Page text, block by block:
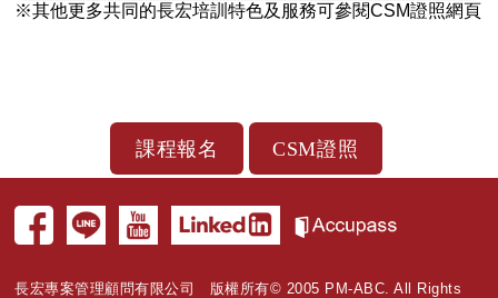
※其他更多共同的長宏培訓特色及服務可參閱CSM證照網頁
長宏專案管理顧問有限公司 版權所有© 2005 PM-ABC. All Rights